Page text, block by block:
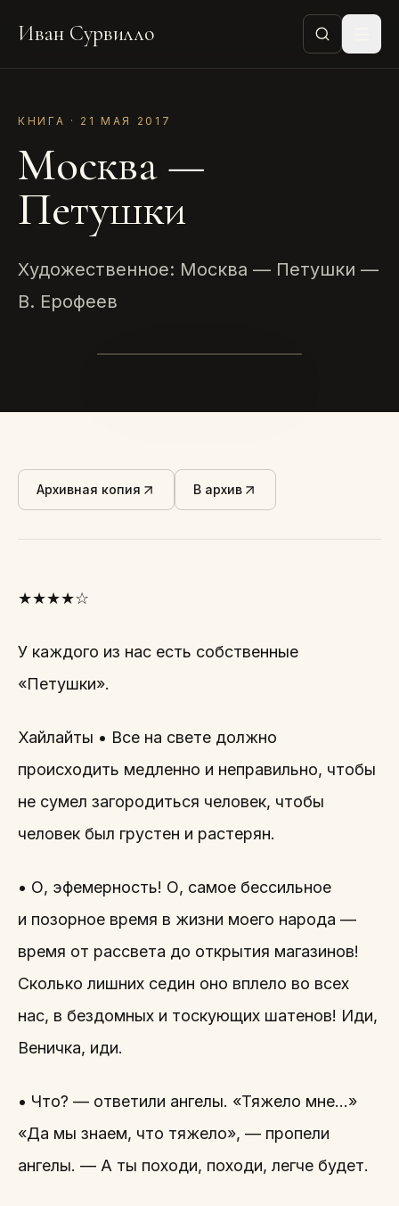
Иван Сурвилло
КНИГА · 21 МАЯ 2017
Москва —
Петушки
Художественное: Москва — Петушки —
В. Ерофеев
Архивная копия В архив
★★★★☆
У каждого из нас есть собственные
«Петушки».
Хайлайты • Все на свете должно
происходить медленно и неправильно, чтобы
не сумел загородиться человек, чтобы
человек был грустен и растерян.
• О, эфемерность! О, самое бессильное
и позорное время в жизни моего народа —
время от рассвета до открытия магазинов!
Сколько лишних седин оно вплело во всех
нас, в бездомных и тоскующих шатенов! Иди,
Веничка, иди.
• Что? — ответили ангелы. «Тяжело мне…»
«Да мы знаем, что тяжело», — пропели
ангелы. — А ты походи, походи, легче будет.